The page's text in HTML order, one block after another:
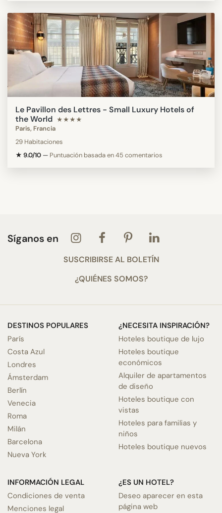
Le Pavillon des Lettres - Small Luxury Hotels of
the World ★★★★
Paris, Francia
29 Habitaciones
★ 9.0/10 — Puntuación basada en 45 comentarios
Síganos en
SUSCRIBIRSE AL BOLETÍN
¿QUIÉNES SOMOS?
DESTINOS POPULARES
París
Costa Azul
Londres
Ámsterdam
Berlín
Venecia
Roma
Milán
Barcelona
Nueva York
¿NECESITA INSPIRACIÓN?
Hoteles boutique de lujo
Hoteles boutique
económicos
Alquiler de apartamentos
de diseño
Hoteles boutique con
vistas
Hoteles para familias y
niños
Hoteles boutique nuevos
INFORMACIÓN LEGAL
Condiciones de venta
Menciones legal
¿ES UN HOTEL?
Deseo aparecer en esta
página web